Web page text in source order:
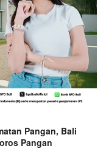
Pangan, Bali
Pangan